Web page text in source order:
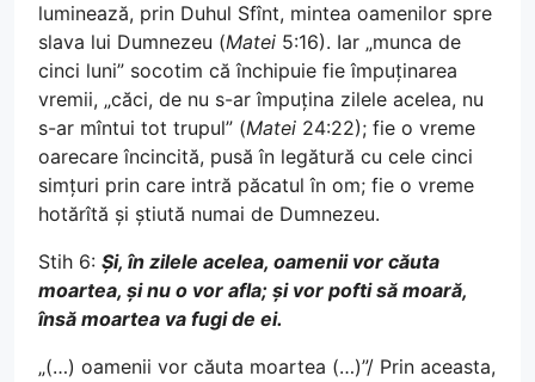
luminează, prin Duhul Sfînt, mintea oamenilor spre
slava lui Dumnezeu (Matei 5:16). Iar „munca de
cinci luni” socotim că închipuie fie împuținarea
vremii, „căci, de nu s-ar împuțina zilele acelea, nu
s-ar mîntui tot trupul” (Matei 24:22); fie o vreme
oarecare încincită, pusă în legătură cu cele cinci
simțuri prin care intră păcatul în om; fie o vreme
hotărîtă și știută numai de Dumnezeu.
Stih 6: Și, în zilele acelea, oamenii vor căuta
moartea, și nu o vor afla; și vor pofti să moară,
însă moartea va fugi de ei.
„(…) oamenii vor căuta moartea (…)”/ Prin aceasta,